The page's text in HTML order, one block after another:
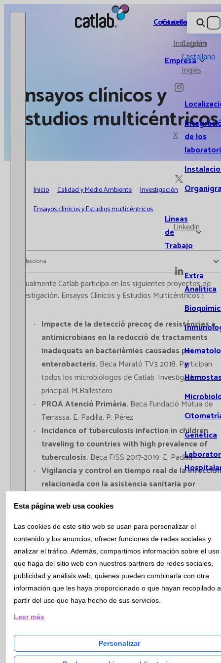
Abrir / Cerrar menú
Catlab.
Empresa
de los
Líneas
de
Trabajo
Extra
Analítica
y
Genética
Noticias
Boletín
Informa
Contacto
Instagram
X
Linkedin
Castellano
Catalán
Castellano
Inglés
Ensayos clínicos y
Estudios multicéntricos
Inicio Calidad y Medio Ambiente
Investigación
Ensayos clínicos y Estudios multicéntricos
Selecciona
Actualmente Catlab participa en los siguientes proyectos de
Investigación, Ensayos Clínicos y Estudios Multicéntricos :
Impacte de la detecció precoç de resistències a
antimicrobians en la reducció de tractaments
inadequats en bacterièmies causades per
enterobacteris. Beca Marató TV3 2018. Participan
todos los microbiólogos de Catlab. Investigadora
principal: M.Ballestero
PROA Atenció Primària. Beca Fundació Mútua de
Terrassa. E. Padilla, P. Pérez
Incidence of tuberculosis infection in children
traveling to countries with high prevalence of
tuberculosis. Beca FISS 2017-2019. E. Padilla.
Vigilancia y control en tiempo real de la infección
relacionada con la asistencia sanitaria por
secuenciación de genomas completos.
2018-2020. E.Padilla i E. Jiménez.
KPBLEE no aïllament.BECA PERIS. M. Xercavins, P.
Pérez
Tractament paramomicina versus metronidazol
infeccions per Dientamoeba fragilis.BECA PERIS
Padilla, P. Pérez, T. Pérez-Porcuna.
Millora del tractament amb fàrmacs
antidepressius: desenvolupament i
àmbits hospitalaris.BECA PERIS.
Performance Evaluation cobas U 601 US. Roche
Esta página web usa cookies
Las cookies de este sitio web se usan para personalizar el
contenido y los anuncios, ofrecer funciones de redes sociales y
analizar el tráfico. Además, compartimos información sobre el uso
que haga del sitio web con nuestros partners de redes sociales,
publicidad y análisis web, quienes pueden combinarla con otra
información que les haya proporcionado o que hayan recopilado a
partir del uso que haya hecho de sus servicios.
Leer más
Personalizar